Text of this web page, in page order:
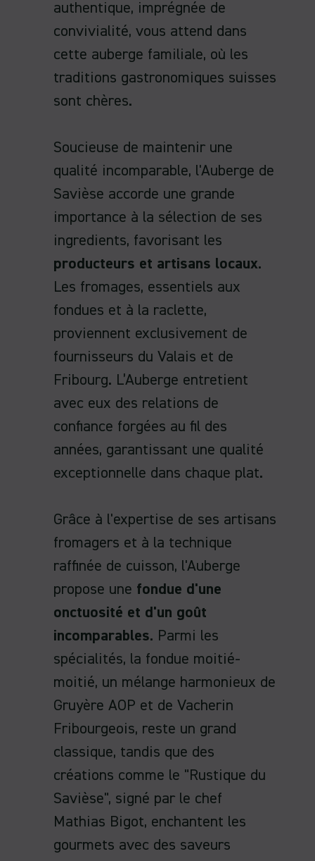
authentique, imprégnée de
convivialité, vous attend dans
cette auberge familiale, où les
traditions gastronomiques suisses
sont chères.
Soucieuse de maintenir une
qualité incomparable, l'Auberge de
Savièse accorde une grande
importance à la sélection de ses
ingredients, favorisant les
producteurs et artisans locaux.
Les fromages, essentiels aux
fondues et à la raclette,
proviennent exclusivement de
fournisseurs du Valais et de
Fribourg. L’Auberge entretient
avec eux des relations de
confiance forgées au fil des
années, garantissant une qualité
exceptionnelle dans chaque plat.
Grâce à l'expertise de ses artisans
fromagers et à la technique
raffinée de cuisson, l'Auberge
propose une fondue d'une
onctuosité et d'un goût
incomparables. Parmi les
spécialités, la fondue moitié-
moitié, un mélange harmonieux de
Gruyère AOP et de Vacherin
Fribourgeois, reste un grand
classique, tandis que des
créations comme le "Rustique du
Savièse", signé par le chef
Mathias Bigot, enchantent les
gourmets avec des saveurs